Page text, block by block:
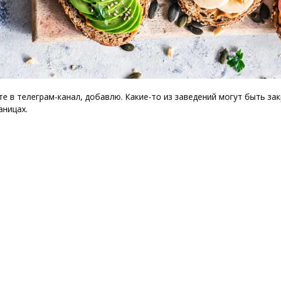
в телеграм-канал, добавлю. Какие-то из заведений могут быть